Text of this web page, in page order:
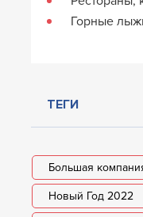
Горные
ТЕГИ
Большая
Новый Год 2022